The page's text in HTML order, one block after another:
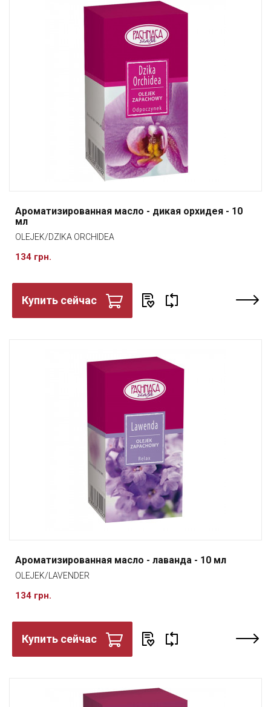
Ароматизированная масло - дикая орхидея - 10
мл
OLEJEK/DZIKA ORCHIDEA
134 грн.
Купить сейчас
Ароматизированная масло - лаванда - 10 мл
OLEJEK/LAVENDER
134 грн.
Купить сейчас